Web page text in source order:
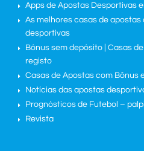
Apps de Apostas Desportivas
As melhores casas de
desportivas
Bónus sem depósito | Casas
registo
Casas de Apostas com Bônus
Notícias das apostas
Prognósticos de Futebol –
Revista